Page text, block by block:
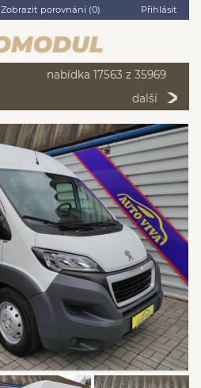
Zobrazit porovnání (0) Přihlásit
nabídka 17563 z 35969
další